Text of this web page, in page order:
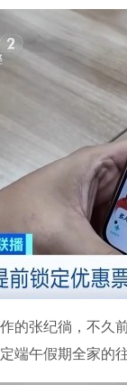
张纪徜，不久前
端午假期全家的